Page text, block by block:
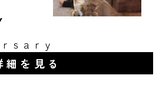
ｓａｒｙ
細を見る